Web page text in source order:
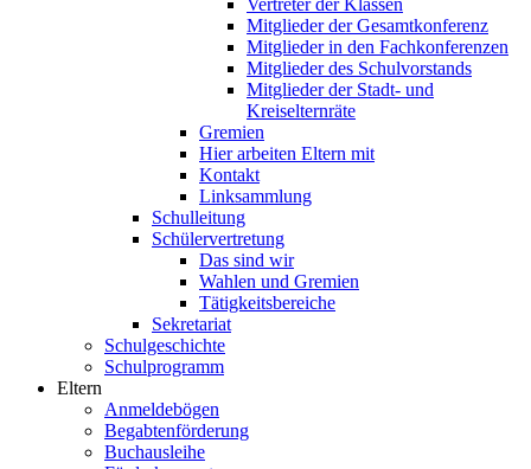
Vertreter der Klassen
Mitglieder der Gesamtkonferenz
Mitglieder in den Fachkonferenzen
Mitglieder des Schulvorstands
Mitglieder der Stadt- und
Kreiselternräte
Gremien
Hier arbeiten Eltern mit
Kontakt
Linksammlung
Schulleitung
Schülervertretung
Das sind wir
Wahlen und Gremien
Tätigkeitsbereiche
Sekretariat
Schulgeschichte
Schulprogramm
Eltern
Anmeldebögen
Begabtenförderung
Buchausleihe